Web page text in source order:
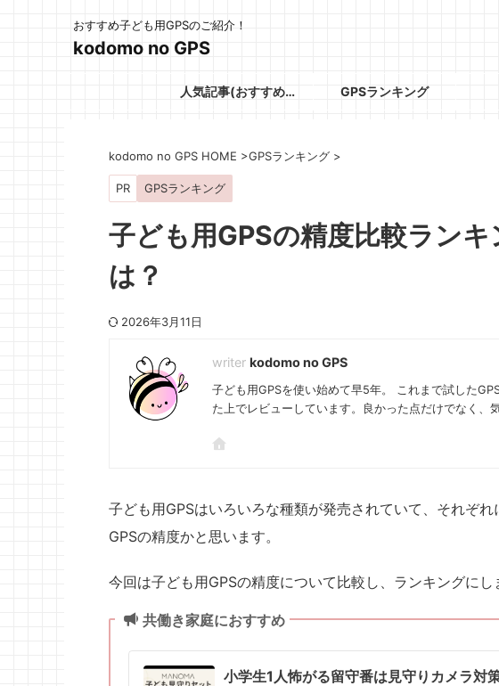
おすすめ子ども用GPSのご紹介！
kodomo no GPS
人気記事(おすすめGPS) GPSランキング
kodomo no GPS HOME >GPSランキング >
PR GPSランキング
子ども用GPSの精度比較ラン
は？
2026年3月11日
kodomo no GPS
子ども用GPSを使い始めて早5年。 これまで試した
た上でレビューしています。良かった点だけでなく、
子ども用GPSはいろいろな種類が発売されていて、それぞ
GPSの精度かと思います。
今回は子ども用GPSの精度について比較し、ランキングにし
共働き家庭におすすめ
小学生1人怖がる留守番は見守りカメラ対